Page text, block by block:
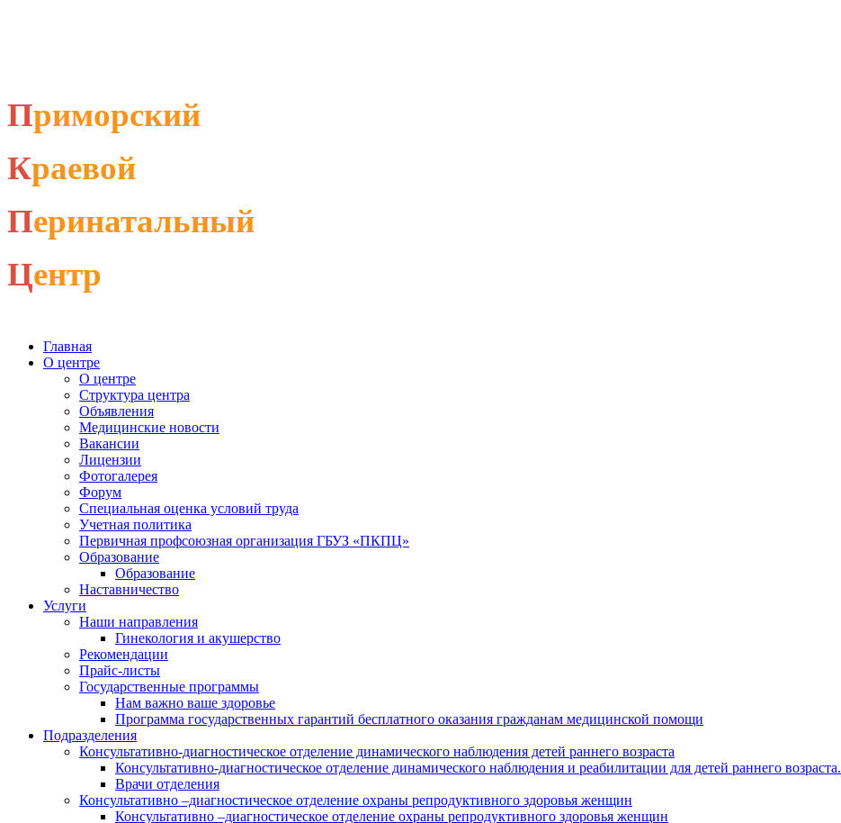
Приморский
Краевой
Перинатальный
Центр
Главная
О центре
О центре
Структура центра
Объявления
Медицинские новости
Вакансии
Лицензии
Фотогалерея
Форум
Специальная оценка условий труда
Учетная политика
Первичная профсоюзная организация ГБУЗ «ПКПЦ»
Образование
Образование
Наставничество
Услуги
Наши направления
Гинекология и акушерство
Рекомендации
Прайс-листы
Государственные программы
Нам важно ваше здоровье
Программа государственных гарантий бесплатного оказания гражданам медицинской помощи
Подразделения
Консультативно-диагностическое отделение динамического наблюдения детей раннего возраста
Консультативно-диагностическое отделение динамического наблюдения и реабилитации для детей раннего возраста.
Врачи отделения
Консультативно –диагностическое отделение охраны репродуктивного здоровья женщин
Консультативно –диагностическое отделение охраны репродуктивного здоровья женщин